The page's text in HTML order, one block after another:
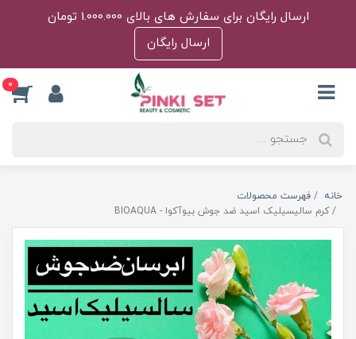
ارسال رایگان برای سفارش های بالای 1.000.000 تومان
ارسال رایگان
0
خانه
فهرست محصولات
کرم سالیسیلیک اسید ضد جوش بیوآکوا - BIOAQUA